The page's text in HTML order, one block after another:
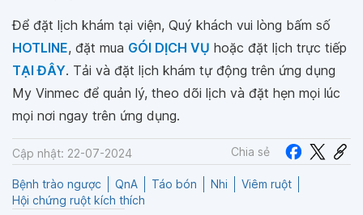
Để đặt lịch khám tại viện, Quý khách vui lòng bấm số
HOTLINE, đặt mua GÓI DỊCH VỤ hoặc đặt lịch trực tiếp
TẠI ĐÂY. Tải và đặt lịch khám tự động trên ứng dụng
My Vinmec để quản lý, theo dõi lịch và đặt hẹn mọi lúc
mọi nơi ngay trên ứng dụng.
Cập nhật: 22-07-2024 Chia sẻ
Bệnh trào ngược QnA Táo bón Nhi
Viêm ruột
Hội chứng ruột kích thích